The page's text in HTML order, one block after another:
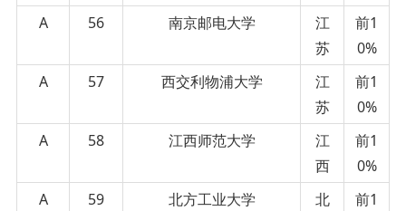
A
56 南京邮电大学
江
苏
前1
0%
A
57 西交利物浦大学
江
苏
前1
0%
A
58 江西师范大学
江
西
前1
0%
A
59 北方工业大学
北
前1